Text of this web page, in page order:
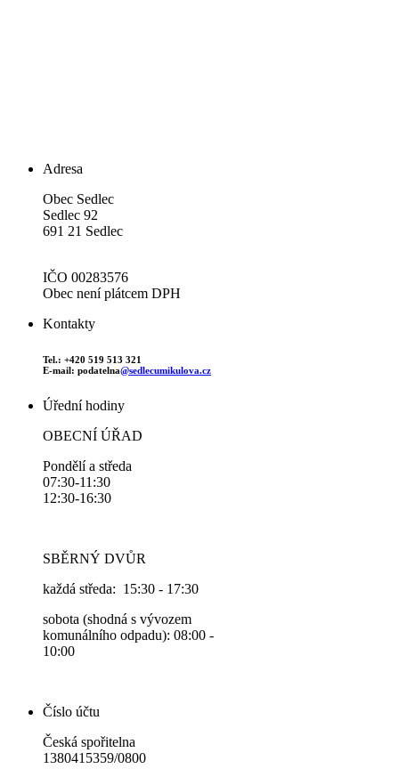
Adresa
Obec Sedlec
Sedlec 92
691 21 Sedlec
IČO 00283576
Obec není plátcem DPH
Kontakty
Tel.: +420 519 513 321
E-mail: podatelna@sedlecumikulova.cz
Úřední hodiny
OBECNÍ ÚŘAD
Pondělí a středa
07:30-11:30
12:30-16:30
SBĚRNÝ DVŮR
každá středa: 15:30 - 17:30
sobota (shodná s vývozem
komunálního odpadu): 08:00 -
10:00
Číslo účtu
Česká spořitelna
1380415359/0800